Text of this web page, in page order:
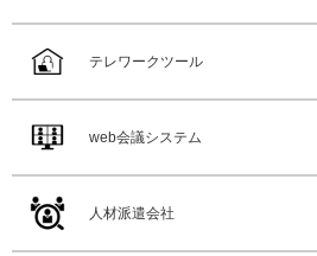
テレワークツール
web会議システム
人材派遣会社